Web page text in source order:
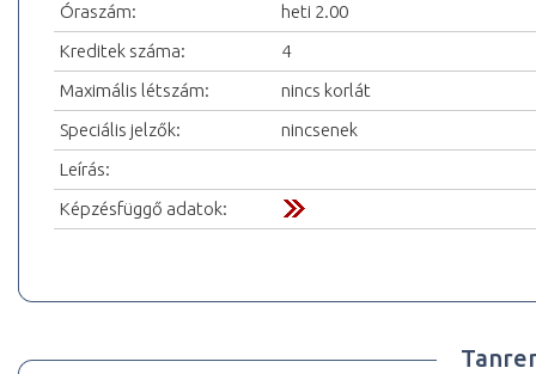
Óraszám:
heti 2.00
Kreditek száma:
4
Maximális létszám:
nincs korlát
Speciális jelzők:
nincsenek
Leírás:
Képzésfüggő adatok: